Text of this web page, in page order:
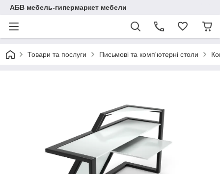
АБВ мебель-гипермаркет мебели
Товари та послуги Письмові та комп'ютерні столи